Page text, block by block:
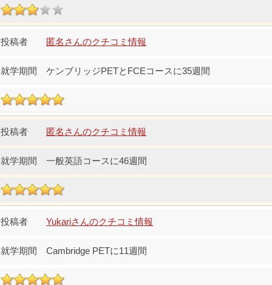
匿名さんのクチコミ情報
ケンブリッジPETとFCEコースに35週間
匿名さんのクチコミ情報
一般英語コースに46週間
Yukariさんのクチコミ情報
Cambridge PETに11週間